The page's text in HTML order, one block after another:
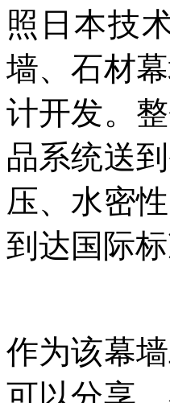
照日本技
墙、石材
计开发。
品系统送
压、水密
到达国际标
作为该幕